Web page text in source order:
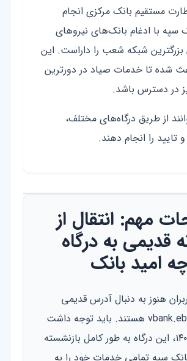
مستقیم بانک مرکزی انجام
با ادغام بانک‌های نیروهای
بزرگترین شبکه شعب را داراست. این
شده تا خدمات صیاد در دورترین
در دسترس باشد.
از طریق درگاه‌های مختلف،
تایید را انجام دهند.
مهم: انتقال از
قدیمی به درگاه
امید بانک
هنوز به دنبال آدرس قدیمی
vbank.ebanksepah.ir هستند. باید توجه داشت
که در سال ۱۴۰۵، این درگاه به طور کامل بازنشسته
سپه تمامی خدمات خود را به